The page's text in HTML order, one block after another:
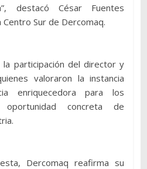
destacó César Fuentes
Sur de Dercomaq.
la participación del director y
valoraron la instancia
enriquecedora para los
concreta de
Dercomaq reafirma su